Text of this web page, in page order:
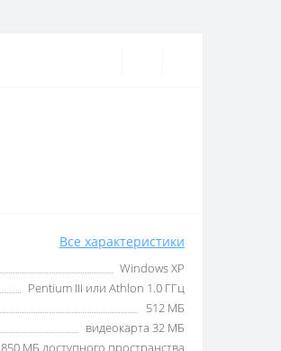
Все характеристики
Windows XP
Pentium III или Athlon 1.0 ГГц
512 МБ
видеокарта 32 МБ
850 МБ доступного пространства